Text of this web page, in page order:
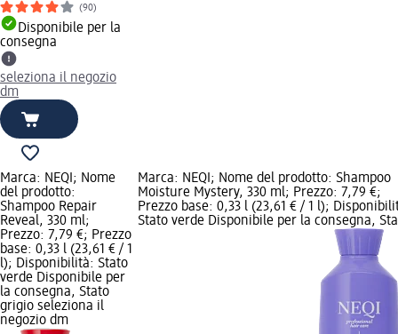
(90)
Disponibile per la
consegna
seleziona il negozio
dm
Marca: NEQI; Nome
del prodotto:
Shampoo Repair
Reveal, 330 ml;
Prezzo: 7,79 €; Prezzo
base: 0,33 l (23,61 € / 1
l); Disponibilità: Stato
verde Disponibile per
la consegna, Stato
grigio seleziona il
negozio dm
Marca: NEQI; Nome del prodotto: Shampoo
Moisture Mystery, 330 ml; Prezzo: 7,79 €;
Prezzo base: 0,33 l (23,61 € / 1 l);
Stato verde Disponibile per la consegna,